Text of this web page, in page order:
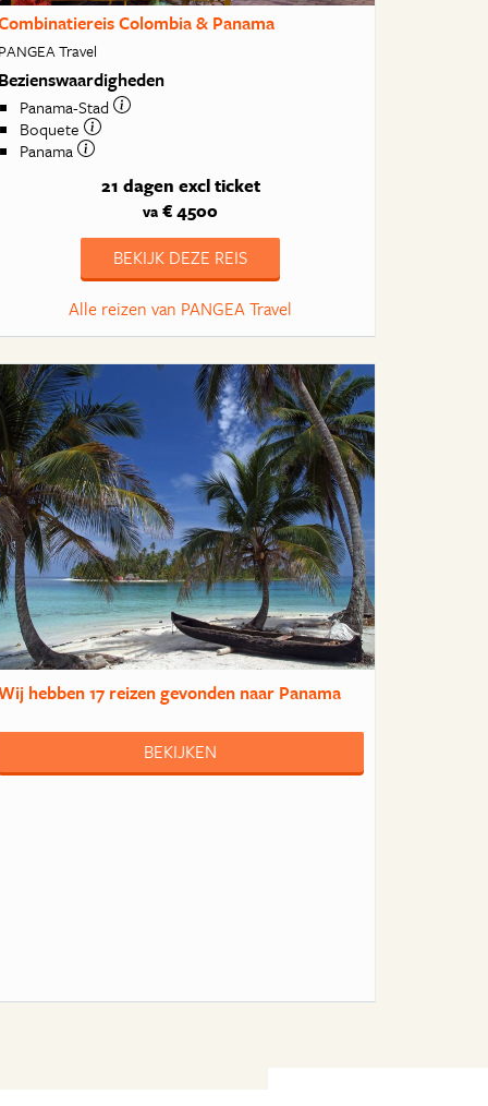
Colombia & Panama
PANGEA Travel
Bezienswaardigheden
Panama-Stad
Boquete
Panama
21 dagen excl ticket
va € 4500
BEKIJK DEZE REIS
Alle reizen van PANGEA Travel
hebben17 reizengevonden naar Panama
BEKIJKEN